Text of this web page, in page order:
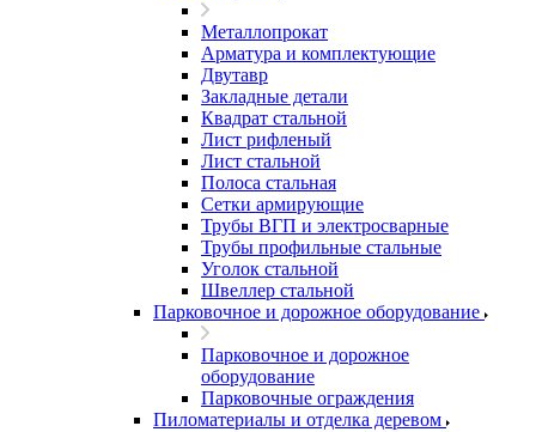
Металлопрокат
Арматура и комплектующие
Двутавр
Закладные детали
Квадрат стальной
Лист рифленый
Лист стальной
Полоса стальная
Сетки армирующие
Трубы ВГП и электросварные
Трубы профильные стальные
Уголок стальной
Швеллер стальной
Парковочное и дорожное оборудование
Парковочное и дорожное
оборудование
Парковочные ограждения
Пиломатериалы и отделка деревом